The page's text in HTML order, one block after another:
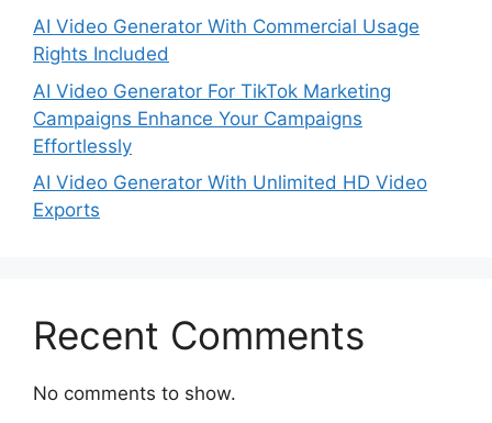
AI Video Generator With Commercial Usage
Rights Included
AI Video Generator For TikTok Marketing
Campaigns Enhance Your Campaigns
Effortlessly
AI Video Generator With Unlimited HD Video
Exports
Recent Comments
No comments to show.